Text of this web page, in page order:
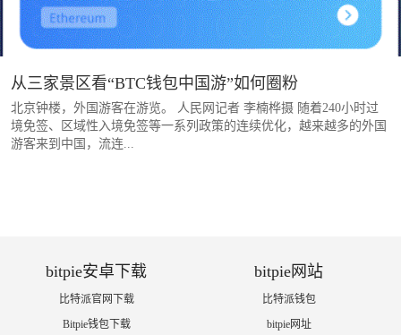
从三家景区看“BTC钱包中国游”如何圈粉
北京钟楼，外国游客在游览。 人民网记者 李楠桦摄 随着240小时过
境免签、区域性入境免签等一系列政策的连续优化，越来越多的外国
游客来到中国，流连...
bitpie安卓下载
比特派官网下载
Bitpie钱包下载
bitpie网站
比特派钱包
bitpie网址